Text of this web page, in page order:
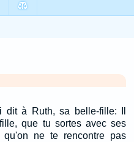
dit à Ruth, sa belle-fille: Il
que tu sortes avec ses
qu'on ne te rencontre pas